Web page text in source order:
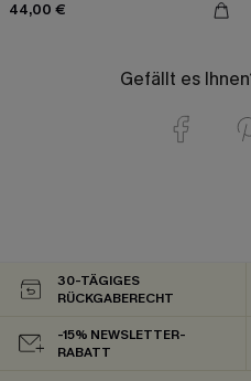
44,00 €
Gefällt es
30-TÄGIGES
RÜCKGABERECHT
-15% NEWSLETTER-
RABATT